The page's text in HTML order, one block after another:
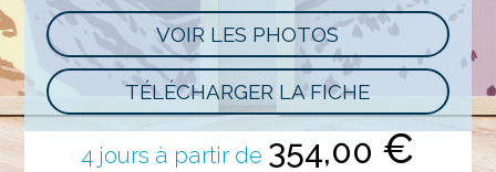
VOIR LES PHOTOS
TÉLÉCHARGER LA FICHE
4 jours à partir de 354,00 €